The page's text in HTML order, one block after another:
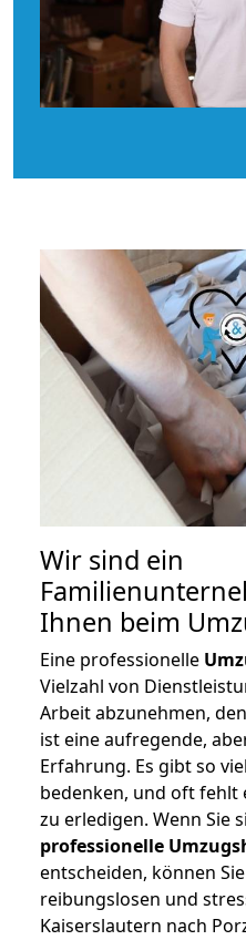
Wir sind ein
Ihnen beim
Eine professionelle
Vielzahl von
Arbeit abzunehmen,
ist eine aufregende,
Erfahrung. Es gibt so
bedenken, und oft fehlt
zu erledigen. Wenn Sie
professionelle
entscheiden, können
reibungslosen und
Kaiserslautern nach